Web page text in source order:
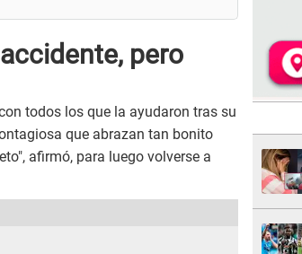
pero
todos los que la ayudaron tras su
que abrazan tan bonito
afirmó, para luego volverse a